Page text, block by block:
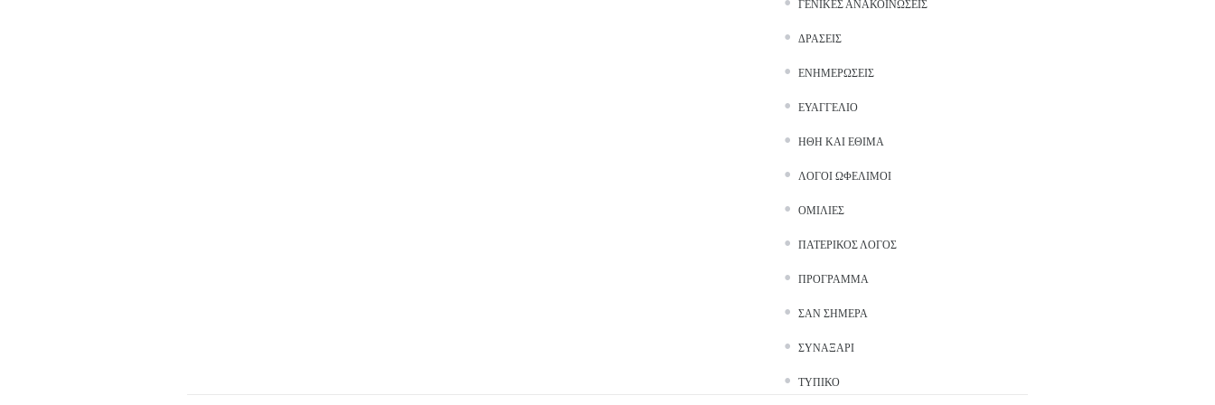
ΓΕΝΙΚΈΣ ΑΝΑΚΟΙΝΏΣΕΙΣ
ΔΡΆΣΕΙΣ
ΕΝΗΜΕΡΏΣΕΙΣ
ΕΥΑΓΓΈΛΙΟ
ΉΘΗ ΚΑΙ ΈΘΙΜΑ
ΛΌΓΟΙ ΩΦΈΛΙΜΟΙ
ΟΜΙΛΊΕΣ
ΠΑΤΕΡΙΚΌΣ ΛΌΓΟΣ
ΠΡΌΓΡΑΜΜΑ
ΣΑΝ ΣΉΜΕΡΑ
ΣΥΝΑΞΆΡΙ
ΤΥΠΙΚΌ